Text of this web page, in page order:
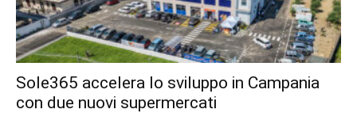
Sole365 accelera lo sviluppo in Campania
con due nuovi supermercati